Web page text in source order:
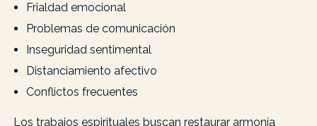
Frialdad emocional
Problemas de comunicación
Inseguridad sentimental
Distanciamiento afectivo
Conflictos frecuentes
Los trabajos espirituales buscan restaurar armonía